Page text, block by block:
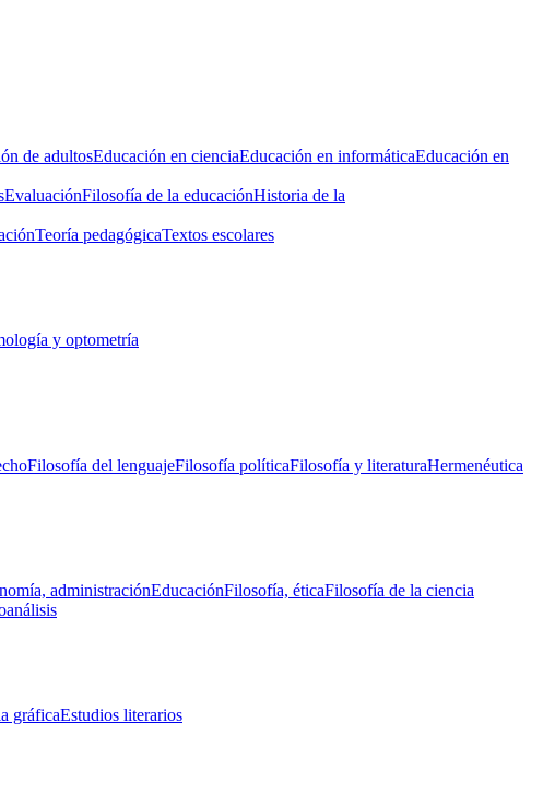
de adultosEducación en cienciaEducación en informáticaEducación en
EvaluaciónFilosofía de la educaciónHistoria de la
Teoría pedagógicaTextos escolares
y optometría
Filosofía del lenguajeFilosofía políticaFilosofía y literaturaHermenéutica
administraciónEducaciónFilosofía, éticaFilosofía de la ciencia
gráficaEstudios literarios